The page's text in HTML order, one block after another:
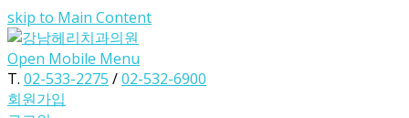
skip to Main Content
Open Mobile Menu
T. 02-533-2275 /02-532-6900
회원가입